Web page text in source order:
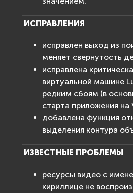
ИСПРАВЛЕНИЯ
исправлен выход из
меняет свернутость
исправлена
виртуальной машине
редким сбоям (в
старта приложения на
добавлена функция
выделения контура
ИЗВЕСТНЫЕ ПРОБЛЕМЫ
ресурсы видео с
кириллице не